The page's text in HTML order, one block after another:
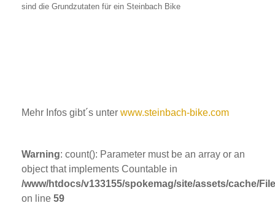
sind die Grundzutaten für ein Steinbach Bike
Mehr Infos gibt´s unter www.steinbach-bike.com
Warning: count(): Parameter must be an array or an
object that implements Countable in
/www/htdocs/v133155/spokemag/site/assets/cache/
on line 59